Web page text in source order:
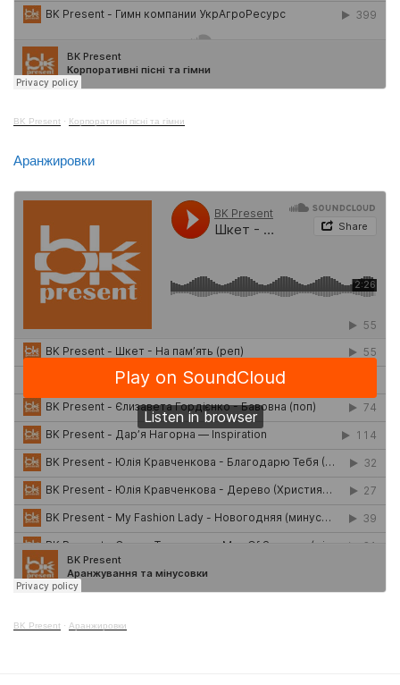
BK Present · Корпоративні пісні та гімни
Аранжировки
BK Present · Аранжировки